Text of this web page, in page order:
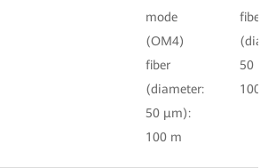
mode
(OM4)
fiber
(diameter:
50 μm):
100 m
fiber
50
100 m